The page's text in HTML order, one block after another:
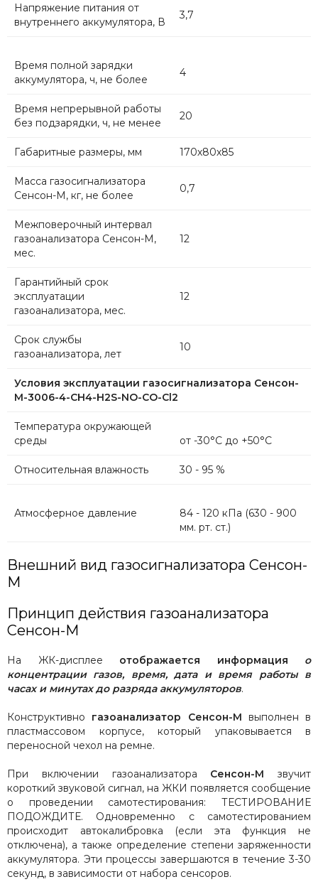
Напряжение питания от
внутреннего аккумулятора, В
3,7
Время полной зарядки
аккумулятора, ч, не более
4
Время непрерывной работы
без подзарядки, ч, не менее
20
Габаритные размеры, мм 170х80х85
Масса газосигнализатора
Сенсон-М, кг, не более
0,7
Межповерочный интервал
газоанализатора Сенсон-М,
мес.
12
Гарантийный срок
эксплуатации
газоанализатора, мес.
12
Срок службы
газоанализатора, лет
10
Условия эксплуатации газосигнализатора Сенсон-
М-3006-4-CH4-H2S-NO-CO-Cl2
Температура окружающей
среды
от -30°С до +50°С
Относительная влажность 30 - 95 %
Атмосферное давление
84 - 120 кПа (630 - 900
мм. рт. ст.)
Внешний вид газосигнализатора Сенсон-
М
Принцип действия газоанализатора
Сенсон-М
На ЖК-дисплее отображается информация
о
концентрации газов, время, дата и время работы в
часах и минутах до разряда аккумуляторов.
Конструктивно газоанализатор Сенсон-М выполнен в
пластмассовом корпусе, который упаковывается в
переносной чехол на ремне.
При включении газоанализатора Сенсон-М звучит
короткий звуковой сигнал, на ЖКИ появляется сообщение
о проведении самотестирования: ТЕСТИРОВАНИЕ
ПОДОЖДИТЕ. Одновременно с самотестированием
происходит автокалибровка (если эта функция не
отключена), а также определение степени заряженности
аккумулятора. Эти процессы завершаются в течение 3-30
секунд, в зависимости от набора сенсоров.